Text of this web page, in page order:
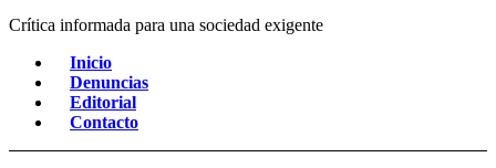
Crítica informada para una sociedad exigente
Inicio
Denuncias
Editorial
Contacto